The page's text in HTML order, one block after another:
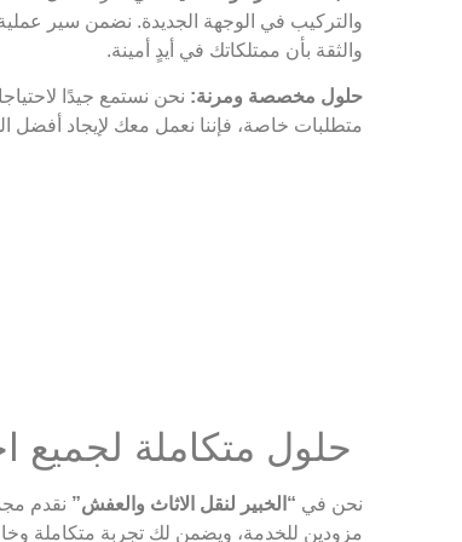
والتركيب في الوجهة الجديدة. نضمن سير عملية
والثقة بأن ممتلكاتك في أيدٍ أمينة.
حلول مخصصة ومرنة: نحن نستمع جيدًا
متطلبات خاصة، فإننا نعمل معك لإيجاد أفضل
حلول متكاملة لجميع
نحن في “الخبير لنقل الاثاث والعفش” نقدم
مزودين للخدمة، ويضمن لك تجربة متكاملة